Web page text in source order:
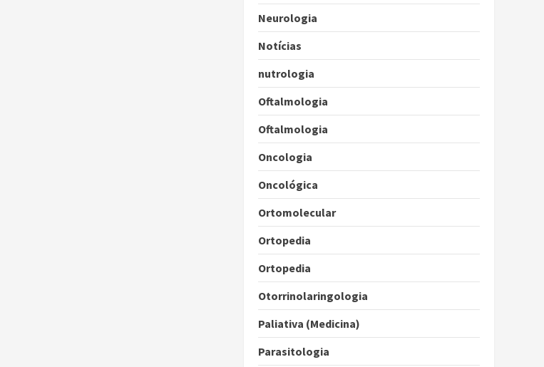
Neurologia
Notícias
nutrologia
Oftalmologia
Oftalmologia
Oncologia
Oncológica
Ortomolecular
Ortopedia
Ortopedia
Otorrinolaringologia
Paliativa (Medicina)
Parasitologia